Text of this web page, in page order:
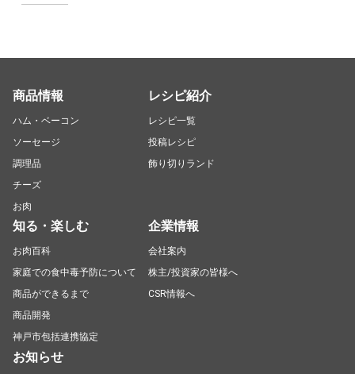
商品情報
ハム・ベーコン
ソーセージ
調理品
チーズ
お肉
レシピ紹介
レシピ一覧
投稿レシピ
飾り切りランド
知る・楽しむ
お肉百科
家庭での食中毒予防について
商品ができるまで
商品開発
神戸市包括連携協定
企業情報
会社案内
株主/投資家の皆様へ
CSR情報へ
お知らせ